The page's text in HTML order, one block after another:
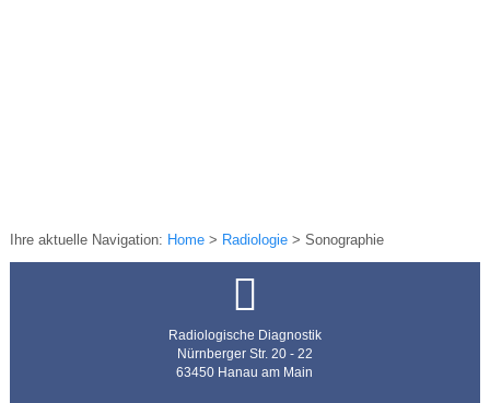
Ihre aktuelle Navigation: Home> Radiologie> Sonographie
Radiologische Diagnostik
Nürnberger Str. 20 - 22
63450 Hanau am Main